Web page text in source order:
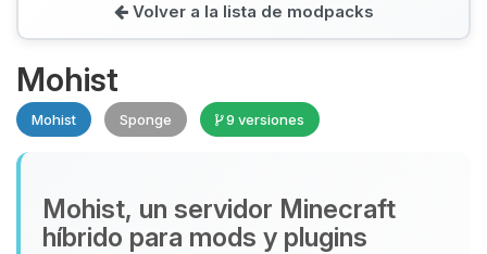
Volver a la lista de modpacks
Mohist
Mohist Sponge 9 versiones
Mohist, un servidor Minecraft
híbrido para mods y plugins